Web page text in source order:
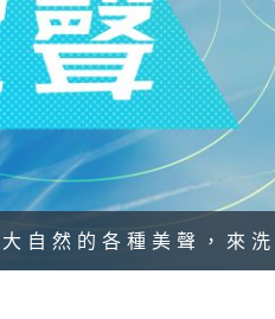
自然的各種美聲，來洗